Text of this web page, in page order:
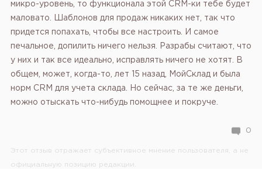
микро-уровень, то функционала этой CRM-ки тебе будет
маловато. Шаблонов для продаж никаких нет, так что
придется попахать, чтобы все настроить. И самое
печальное, допилить ничего нельзя. Разрабы считают, что
у них и так все идеально, исправлять ничего не хотят. В
общем, может, когда-то, лет 15 назад, МойСклад и была
норм CRM для учета склада. Но сейчас, за те же деньги,
можно отыскать что-нибудь помощнее и покруче.
0
Этот отзыв отражает субъективное мнение пользователя, а не
официальную позицию редакции.